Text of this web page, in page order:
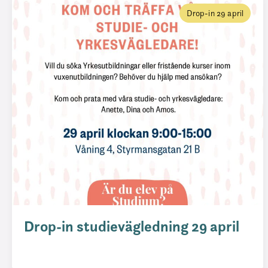
Drop-in 29 april
Drop-in studievägledning 29 april